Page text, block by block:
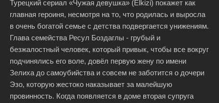
Турецкий сериал «Чужая девушка» (Elkizi) покажет как
главная героиня, несмотря на то, что родилась и выросла
в очень богатой семье с детства подвергается унижениям.
Глава семейства Ресул Боздаглы - грубый и
безжалостный человек, который привык, чтобы все вокруг
подчинялись его воле, довёл первую жену по имени
Зелиха до самоубийства и совсем не заботится о дочери
Эзо, которую жестоко наказывает за малейшую
провинность. Когда появляется в доме вторая супруга